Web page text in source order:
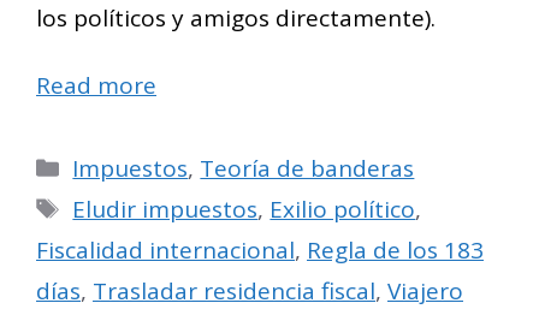
los políticos y amigos directamente).
Read more
Categorías
Impuestos, Teoría de banderas
Etiquetas
Eludir impuestos, Exilio político,
Fiscalidad internacional, Regla de los 183
días, Trasladar residencia fiscal, Viajero